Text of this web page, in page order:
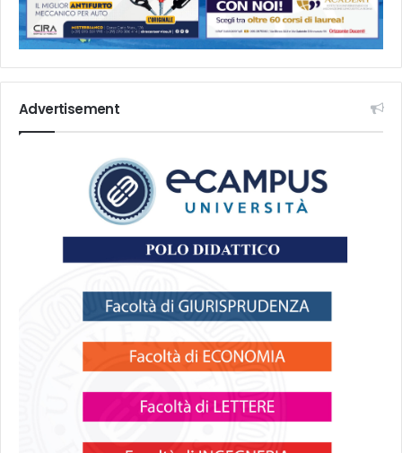
Advertisement